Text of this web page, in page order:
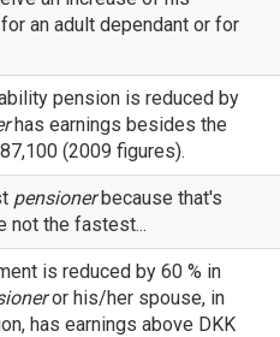
an adult dependant or for
pension is reduced by
has earnings besides the
(2009 figures).
pensionerbecause that's
not the fastest...
is reduced by 60 % in
or his/her spouse, in
has earnings above DKK